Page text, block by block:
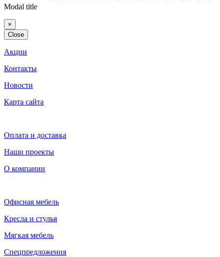
Modal title
×
Close
Акции
Контакты
Новости
Карта сайта
Оплата и доставка
Наши проекты
О компании
Офисная мебель
Кресла и стулья
Мягкая мебель
Спецпредложения